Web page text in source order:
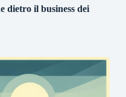
dietro il business dei